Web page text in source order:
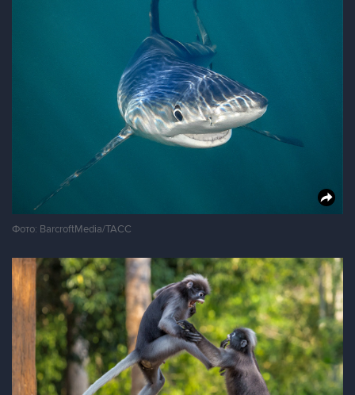
Фото: BarcroftMedia/ТАСС